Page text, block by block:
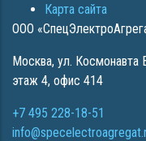
Карта сайта
ООО
Москва, ул. Космонавта
этаж 4, офис 414
+7 495 228-18-51